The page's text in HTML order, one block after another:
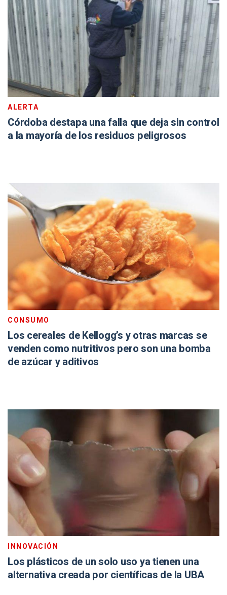
ALERTA
Córdoba destapa una falla que deja sin control
a la mayoría de los residuos peligrosos
CONSUMO
Los cereales de Kellogg’s y otras marcas se
venden como nutritivos pero son una bomba
de azúcar y aditivos
INNOVACIÓN
Los plásticos de un solo uso ya tienen una
alternativa creada por científicas de la UBA